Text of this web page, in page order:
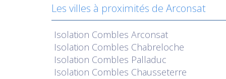
Les villes à proximités de Arconsat
Isolation Combles Arconsat
Isolation Combles Chabreloche
Isolation Combles Palladuc
Isolation Combles Chausseterre